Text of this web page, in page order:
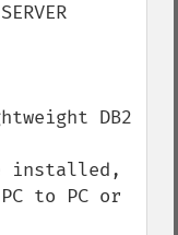
DB2
installed,
to PC or